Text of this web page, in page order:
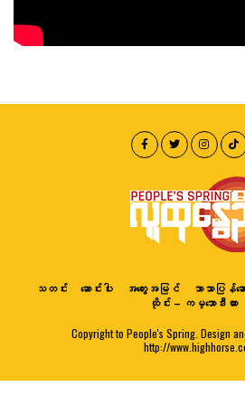
သတင်း ဆောင်းပါး အတွေးအမြင် ဘာသာပြန်ဆေ
ထိုင်း – ကမ္ဘောဒီးယား
Copyright to People's Spring. Design
http://